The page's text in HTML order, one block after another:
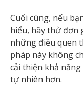
Cuối cùng, nếu
hiểu, hãy thử đơn
những điều quen
pháp này không
cải thiện khả
tự nhiên hơn.